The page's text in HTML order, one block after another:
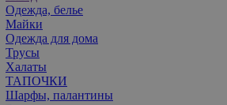
Одежда, белье
Майки
Одежда для дома
Трусы
Халаты
ТАПОЧКИ
Шарфы, палантины